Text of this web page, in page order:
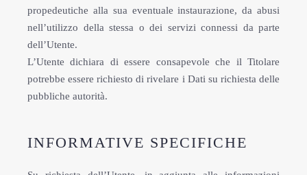
propedeutiche alla sua eventuale instaurazione, da abusi
nell’utilizzo della stessa o dei servizi connessi da parte
dell’Utente.
L’Utente dichiara di essere consapevole che il Titolare
potrebbe essere richiesto di rivelare i Dati su richiesta delle
pubbliche autorità.
INFORMATIVE SPECIFICHE